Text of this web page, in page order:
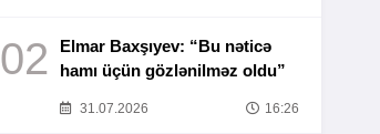
02
Elmar Baxşıyev: “Bu nəticə
hamı üçün gözlənilməz oldu”
31.07.2026 16:26